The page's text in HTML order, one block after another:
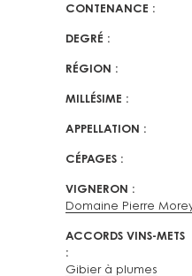
CONTENANCE
DEGRÉ
RÉGION
MILLÉSIME
APPELLATION
CÉPAGES
VIGNERON
Domaine Pierre
ACCORDS VINS-METS
Gibier à plumes